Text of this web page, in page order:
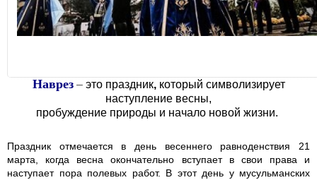
Наврез– это праздник,который символизирует
наступление весны,
пробуждение природы и начало новой жизни.
Праздник отмечается в день весеннего равноденствия 21
марта, когда весна окончательно вступает в свои права и
наступает пора полевых работ. В этот день у мусульманских